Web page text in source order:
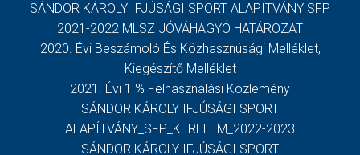
SÁNDOR KÁROLY IFJÚSÁGI SPORT ALAPÍTVÁNY SFP
2021-2022 MLSZ JÓVÁHAGYÓ HATÁROZAT
2020. Évi Beszámoló És Közhasznúsági Melléklet,
Kiegészítő Melléklet
2021. Évi 1 % Felhasználási Közlemény
SÁNDOR KÁROLY IFJÚSÁGI SPORT
ALAPÍTVÁNY_SFP_KERELEM_2022-2023
SÁNDOR KÁROLY IFJÚSÁGI SPORT